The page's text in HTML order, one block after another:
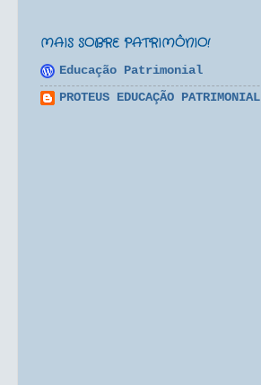
MAIS SOBRE PATRIMÔNIO!
Educação Patrimonial
PROTEUS EDUCAÇÃO PATRIMONIAL